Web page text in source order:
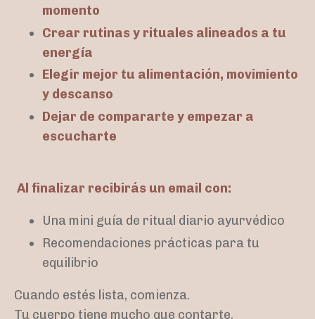
momento
Crear rutinas y rituales alineados a tu
energía
Elegir mejor tu alimentación, movimiento
y descanso
Dejar de compararte y empezar a
escucharte
Al finalizar recibirás un email con:
Una mini guía de ritual diario ayurvédico
Recomendaciones prácticas para tu
equilibrio
Cuando estés lista, comienza.
Tu cuerpo tiene mucho que contarte.